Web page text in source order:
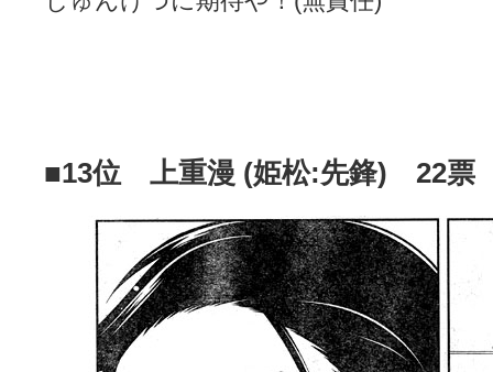
■13位 上重漫 (姫松:先鋒) 22票